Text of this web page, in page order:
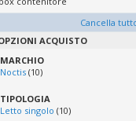
Cancella
ACQUISTO
MARCHIO
Noctis(10)
TIPOLOGIA
Letto singolo (10)